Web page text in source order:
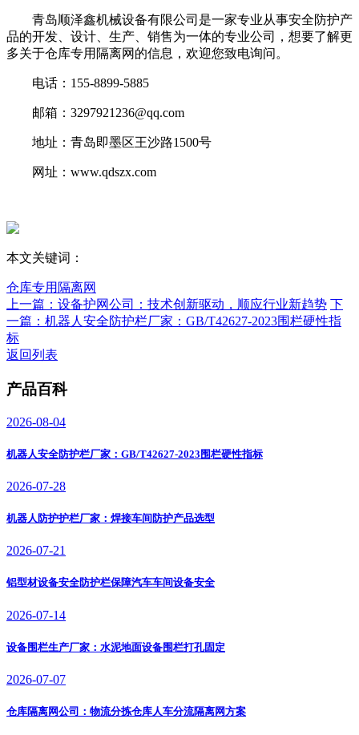
青岛顺泽鑫机械设备有限公司是一家专业从事安全防护产
品的开发、设计、生产、销售为一体的专业公司，想要了解更
多关于仓库专用隔离网的信息，欢迎您致电询问。
电话：155-8899-5885
邮箱：3297921236@qq.com
地址：青岛即墨区王沙路1500号
网址：www.qdszx.com
本文关键词：
仓库专用隔离网
上一篇：设备护网公司：技术创新驱动，顺应行业新趋势 下
一篇：机器人安全防护栏厂家：GB/T42627-2023围栏硬性指
标
返回列表
产品百科
2026-08-04
机器人安全防护栏厂家：GB/T42627-2023围栏硬性指标
2026-07-28
机器人防护护栏厂家：焊接车间防护产品选型
2026-07-21
铝型材设备安全防护栏保障汽车车间设备安全
2026-07-14
设备围栏生产厂家：水泥地面设备围栏打孔固定
2026-07-07
仓库隔离网公司：物流分拣仓库人车分流隔离网方案